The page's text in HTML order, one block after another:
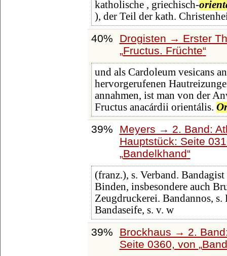
katholische , griechisch-
), der Teil der kath.
40%
Drogisten → Erster
Fructus. Früchte
und als Cardoleum vesicans
hervorgerufenen
annahmen, ist man von der
Fructus anacárdii orientális.
39%
Meyers → 2. Band:
Hauptstück: Seite
Bandelkhand
(franz.), s. Verband.
Binden, insbesondere auch
Zeugdruckerei. Bandannos,
Bandaseife, s. v. w
39%
Brockhaus → 2.
Seite 0360, von